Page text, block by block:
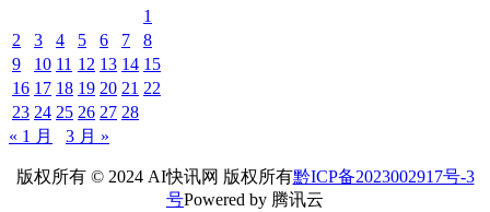
1
2
3 4 5 6 7
8
9
10 11 12 13 14 15
16 17 18 19 20 21 22
23 24 25 26 27 28
« 1 月
3 月 »
版权所有 © 2024 AI快讯网 版权所有黔ICP备2023002917号-3
号Powered by 腾讯云